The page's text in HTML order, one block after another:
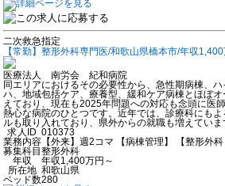
二次救急指定
【常勤】整形外科専門医/和歌山県橋本市/年収1,400
医療法人 南労会 紀和病院
同エリアにおけるその必要性から、急性期病棟、
ハ、地域包括ケア、療養型、緩和ケア病棟とほぼ
えており、現在も2025年問題への対応も念頭に医
熱心な病院のひとつです。近年では、診療科にも
ルも取り入れており、県外からの就職も増えていま
求人ID 010373
業務内容 【外来】週2コマ 【病棟管理】 【整形外
募集科目整形外科
年収
年収1,400万円～
所在地 和歌山県
ベッド数280